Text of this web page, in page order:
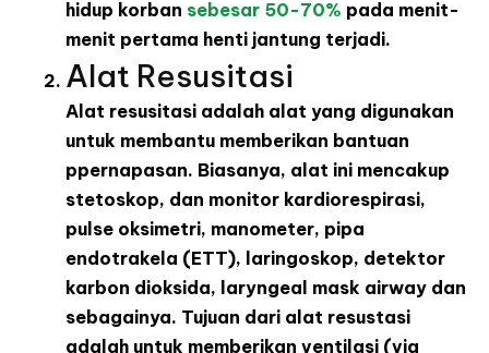
hidup korban sebesar 50-70% pada menit-
menit pertama henti jantung terjadi.
Alat Resusitasi
Alat resusitasi adalah alat yang digunakan
untuk membantu memberikan bantuan
ppernapasan. Biasanya, alat ini mencakup
stetoskop, dan monitor kardiorespirasi,
pulse oksimetri, manometer, pipa
endotrakela (ETT), laringoskop, detektor
karbon dioksida, laryngeal mask airway dan
sebagainya. Tujuan dari alat resustasi
adalah untuk memberikan ventilasi (via